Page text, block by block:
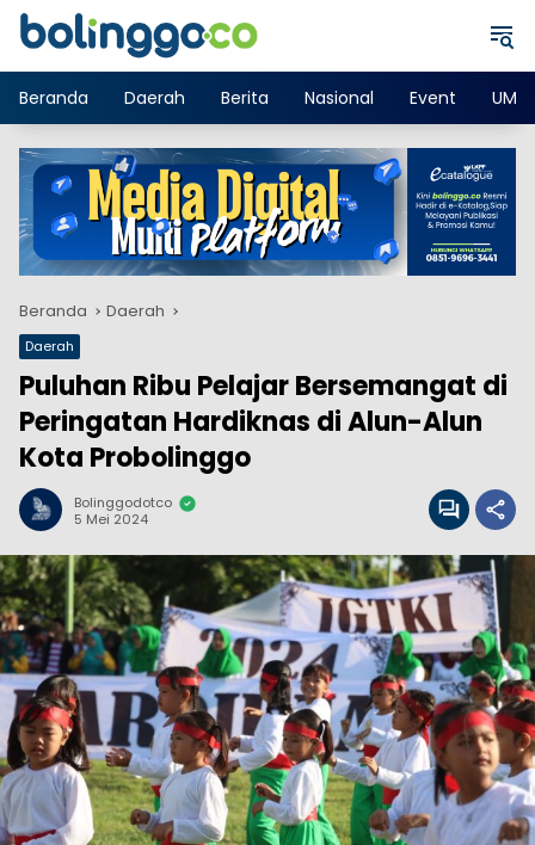
Langsung
Beranda
Daerah Berita Nasional Event
Beranda Daerah
Daerah
Puluhan Ribu Pelajar Bersemangat di
Peringatan Hardiknas di Alun-Alun
Kota Probolinggo
Bolinggodotco
5 Mei 2024